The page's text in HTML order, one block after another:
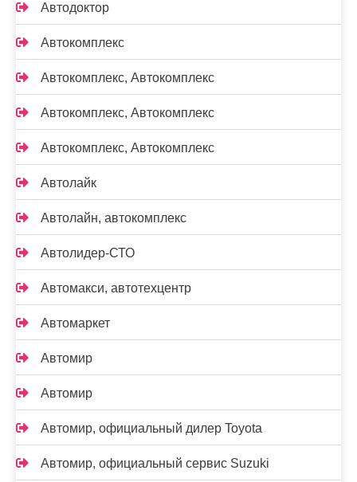
Автодоктор
Автокомплекс
Автокомплекс, Автокомплекс
Автокомплекс, Автокомплекс
Автокомплекс, Автокомплекс
Автолайк
Автолайн, автокомплекс
Автолидер-СТО
Автомакси, автотехцентр
Автомаркет
Автомир
Автомир
Автомир, официальный дилер Toyota
Автомир, официальный сервис Suzuki